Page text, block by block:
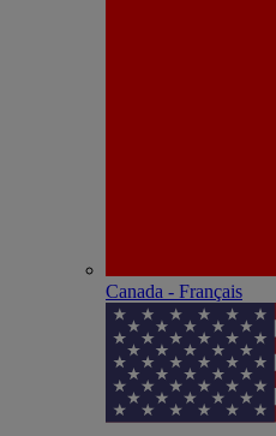
Canada - Français